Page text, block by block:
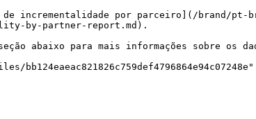
incrementalidade por parceiro](/brand/
by-partner-report.md).
abaixo para mais informações sobre os